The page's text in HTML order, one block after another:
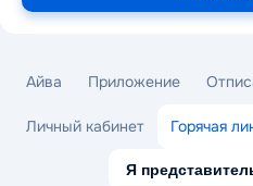
Айва Приложение
Личный кабинет Горячая
Я